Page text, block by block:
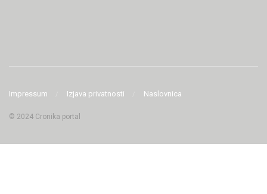
Impressum Izjava privatnosti Naslovnica
© 2024 Cronika portal